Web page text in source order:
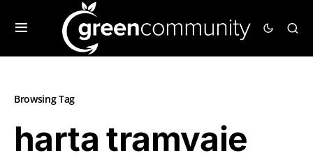
Browsing Tag
harta tramvaie